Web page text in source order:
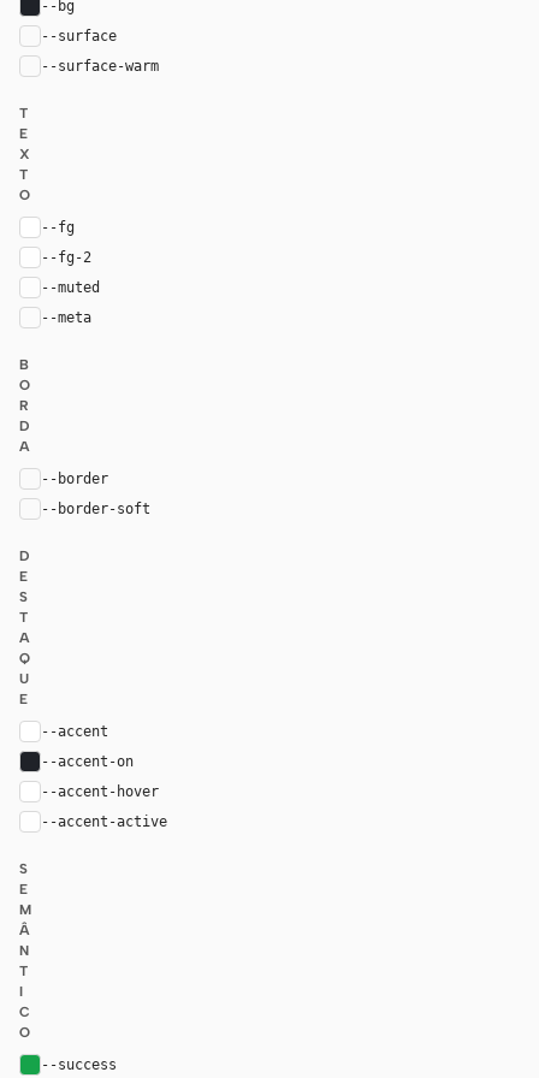
--bg
--surface
--surface-warm
T
E
X
T
O
--fg
--fg-2
--muted
--meta
B
O
R
D
A
--border
--border-soft
D
E
S
T
A
Q
U
E
--accent
--accent-on
--accent-hover
--accent-active
S
E
M
Â
N
T
I
C
O
--success